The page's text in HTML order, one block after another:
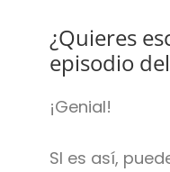
¿Quieres
episodio
¡Genial!
SI es así,